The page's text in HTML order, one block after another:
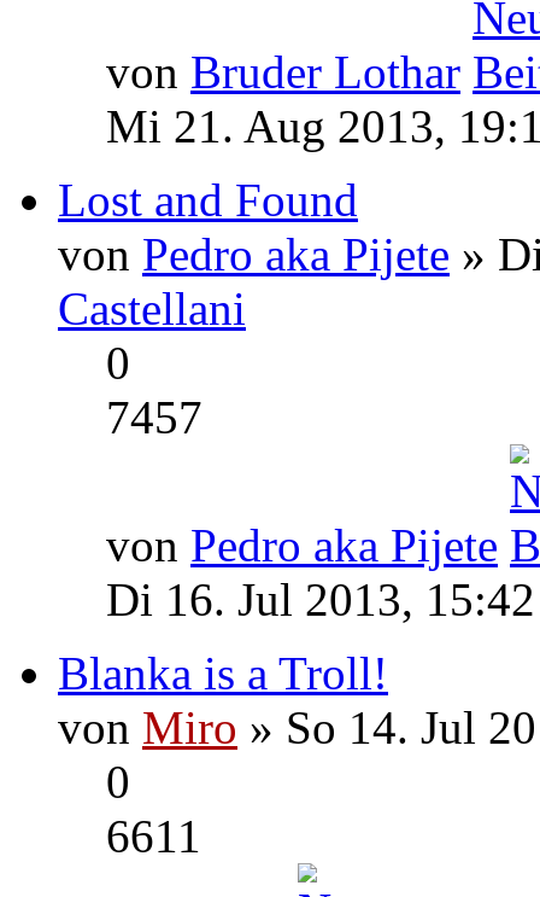
von Bruder Lothar
Mi 21. Aug 2013,
Lost and Found
von Pedro aka Pijete »
Castellani
0
7457
von Pedro aka Pijete
Di 16. Jul 2013, 15:42
Blanka is a Troll!
von Miro » So 14. Jul
0
6611